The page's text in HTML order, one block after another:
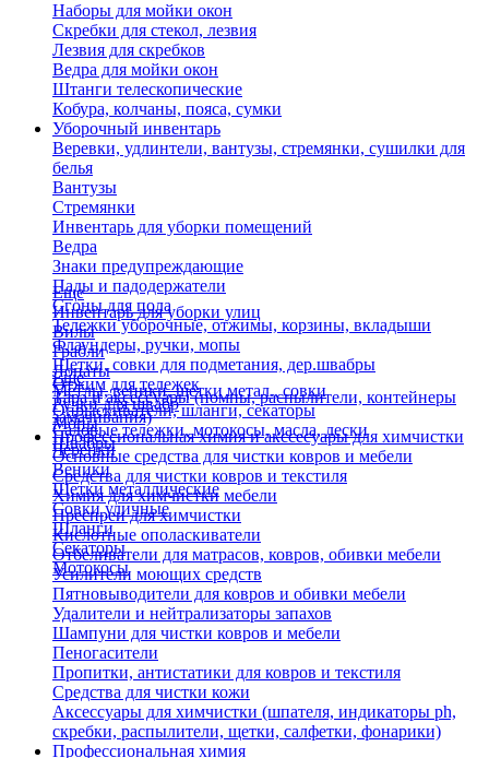
Наборы для мойки окон
Скребки для стекол, лезвия
Лезвия для скребков
Ведра для мойки окон
Штанги телескопические
Кобура, колчаны, пояса, сумки
Уборочный инвентарь
Веревки, удлинтели, вантузы, стремянки, сушилки для
белья
Вантузы
Стремянки
Инвентарь для уборки помещений
Ведра
Знаки предупреждающие
Пады и падодержатели
Сгоны для пола
Тележки уборочные, отжимы, корзины, вкладыши
Флаундеры, ручки, мопы
Щетки, совки для подметания, дер.швабры
Отжим для тележек
Ручки для швабр
Мопы
Швабры
Еще
Инвентарь для уборки улиц
Вилы
Грабли
Лопаты
Метлы, веники, щетки метал., совки
Опрыскиватели, шланги, секаторы
Садовые тележки, мотокосы, масла, лески
Черенки
Веники
Щетки металлические
Совки уличные
Шланги
Секаторы
Мотокосы
Еще
Тара и аксессуары (помпы, распылители, контейнеры
замачивания)
Профессиональная химия и акссесуары для химчистки
Основные средства для чистки ковров и мебели
Средства для чистки ковров и текстиля
Химия для химчистки мебели
Преспреи для химчистки
Кислотные ополаскиватели
Отбеливатели для матрасов, ковров, обивки мебели
Усилители моющих средств
Пятновыводители для ковров и обивки мебели
Удалители и нейтрализаторы запахов
Шампуни для чистки ковров и мебели
Пеногасители
Пропитки, антистатики для ковров и текстиля
Средства для чистки кожи
Аксессуары для химчистки (шпателя, индикаторы ph,
скребки, распылители, щетки, салфетки, фонарики)
Профессиональная химия